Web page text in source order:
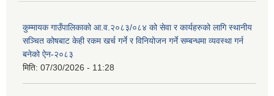
कुम्मायक गाउँपालिकाको आ.व.२०८३/०८४ को सेवा र कार्यहरुको लागि स्थानीय
सञ्चित कोषबाट केही रकम खर्च गर्ने र विनियोजन गर्ने सम्बन्धमा व्यवस्था गर्न
बनेको ऐन-२०८३
मिति: 07/30/2026 - 11:28